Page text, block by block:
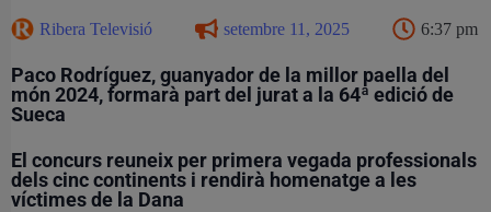
Ribera Televisió setembre 11, 2025 6:37 pm
Paco Rodríguez, guanyador de la millor paella del
món 2024, formarà part del jurat a la 64ª edició de
Sueca
El concurs reuneix per primera vegada professionals
dels cinc continents i rendirà homenatge a les
víctimes de la Dana